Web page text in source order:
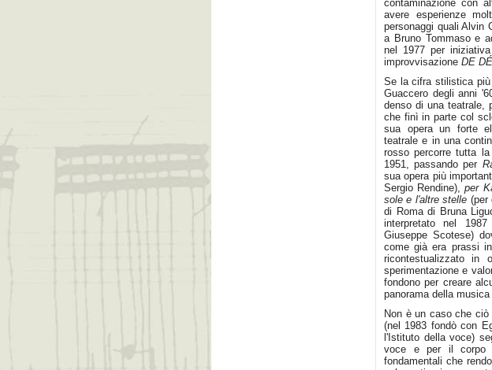
contaminazione con
avere esperienze
personaggi quali Alvin
a Bruno Tommaso e
nel 1977 per
improvvisazione DE DÉ
Se la cifra stilistica più
Guaccero degli anni
denso di una teatrale,
che finì in parte col
sua opera un forte
teatrale e in una
rosso percorre tutta
1951, passando per
sua opera più
Sergio Rendine),per
sole e l'altre stelle (per
di Roma di Bruna
interpretato nel
Giuseppe Scotese)
come già era prassi
ricontestualizzato in
sperimentazione e
fondono per creare
panorama della
Non è un caso che
(nel 1983 fondò con
l'Istituto della voce)
voce e per il corpo
fondamentali che